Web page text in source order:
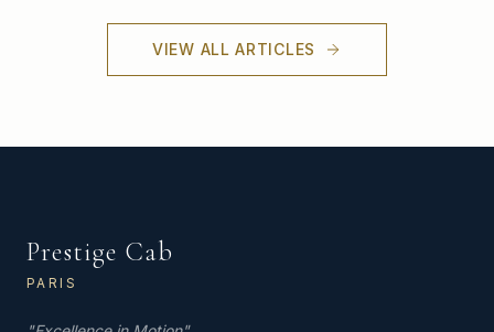
VIEW ALL ARTICLES
Prestige Cab
PARIS